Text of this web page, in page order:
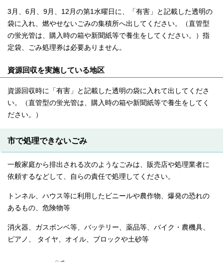
3月、6月、9月、12月の第1水曜日に、「有害」と記載した透明の
袋に入れ、燃やせないごみの集積所へ出してください。（直管型
の蛍光管は、購入時の箱や新聞紙等で養生をしてください。）指
定袋、ごみ処理券は必要ありません。
資源回収を実施している地区
資源回収時に「有害」と記載した透明の袋に入れて出してくださ
い。（直管型の蛍光管は、購入時の箱や新聞紙等で養生をしてく
ださい。）
市で処理できないごみ
一般家庭から排出される次のようなごみは、販売店や処理業者に
依頼するなどして、自らの責任で処理してください。
トンネル、ハウス等に利用したビニールや農作物、爆発の恐れの
あるもの、危険物等
消火器、ガスボンベ等、バッテリー、薬品等、バイク・農機具、
ピアノ、 タイヤ、オイル、ブロックや土砂等